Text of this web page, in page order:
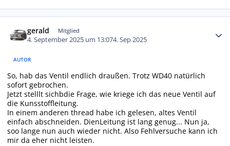
gerald Mitglied
4. September 2025 um 13:074. Sep 2025
AUTOR
So, hab das Ventil endlich draußen. Trotz WD40 natürlich
sofort gebrochen.
Jetzt stelllt sichbdie Frage, wie kriege ich das neue Ventil auf
die Kunsstoffleitung.
In einem anderen thread habe ich gelesen, altes Ventil
einfach abschneiden. DienLeitung ist lang genug... Nun ja,
soo lange nun auch wieder nicht. Also Fehlversuche kann ich
mir da eher nicht leisten.